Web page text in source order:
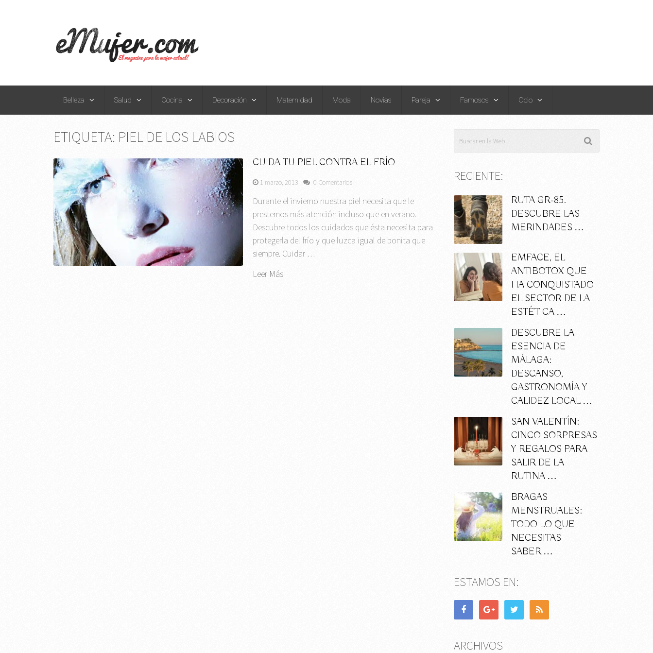
Belleza Salud Cocina Decoración Maternidad Moda Novias Pareja Famosos Ocio
ETIQUETA: PIEL DE LOS LABIOS
CUIDA TU PIEL CONTRA EL FRÍO
1 marzo, 2013 0 Comentarios
Durante el invierno nuestra piel necesita que le
prestemos más atención incluso que en verano.
Descubre todos los cuidados que ésta necesita para
protegerla del frío y que luzca igual de bonita que
siempre. Cuidar …
Leer Más
RECIENTE:
RUTA GR-85.
DESCUBRE LAS
MERINDADES …
EMFACE, EL
ANTIBOTOX QUE
HA CONQUISTADO
EL SECTOR DE LA
ESTÉTICA …
DESCUBRE LA
ESENCIA DE
MÁLAGA:
DESCANSO,
GASTRONOMÍA Y
CALIDEZ LOCAL …
SAN VALENTÍN:
CINCO SORPRESAS
Y REGALOS PARA
SALIR DE LA
RUTINA …
BRAGAS
MENSTRUALES:
TODO LO QUE
NECESITAS
SABER …
ESTAMOS EN:
ARCHIVOS